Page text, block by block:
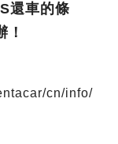
還車的條
！
cn/info/